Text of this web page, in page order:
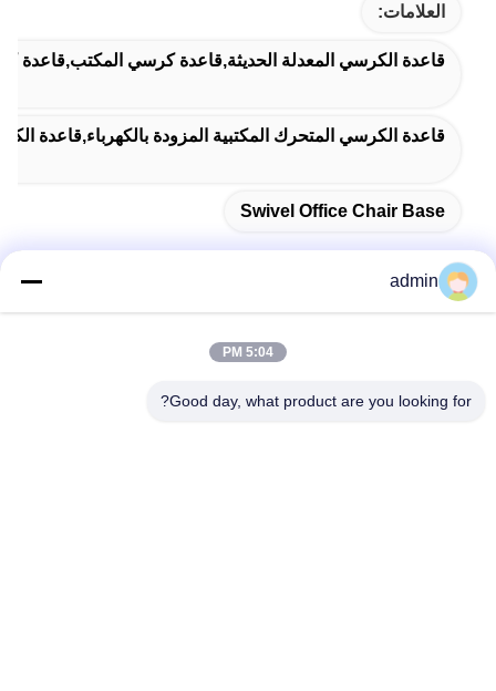
العلامات:
قاعدة الكرسي المعدلة الحديثة,قاعدة كرسي المكتب,قاعدة
قاعدة الكرسي المتحرك المكتبية المزودة بالكهرباء,قاعدة الكرسي
Swivel Office Chair Base
عنوان
admin
5:04 PM
Good day, what product are you looking for?